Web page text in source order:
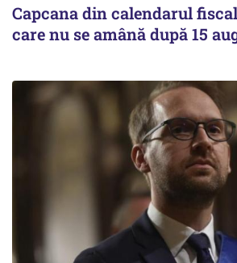
Capcana din calendarul
care nu se amână după 15